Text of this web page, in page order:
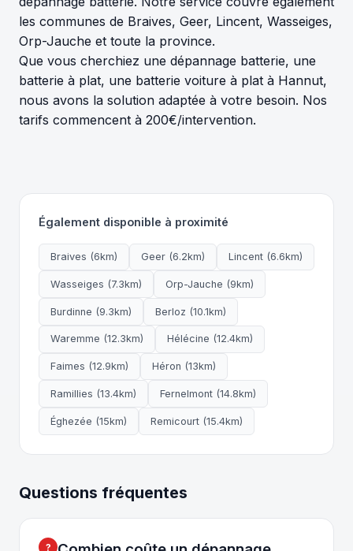
les communes de Braives, Geer, Lincent, Wasseiges,
Orp-Jauche et toute la province.
Que vous cherchiez une dépannage batterie, une
batterie à plat, une batterie voiture à plat à Hannut,
nous avons la solution adaptée à votre besoin. Nos
tarifs commencent à 200€/intervention.
Également disponible à proximité
Braives (6km) Geer (6.2km) Lincent (6.6km)
Wasseiges (7.3km) Orp-Jauche (9km)
Burdinne (9.3km) Berloz (10.1km)
Waremme (12.3km) Hélécine (12.4km)
Faimes (12.9km) Héron (13km)
Ramillies (13.4km) Fernelmont (14.8km)
Éghezée (15km) Remicourt (15.4km)
Questions fréquentes